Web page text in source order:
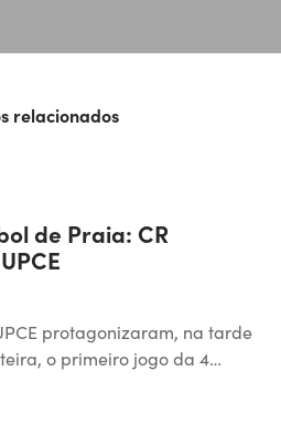
relacionados
de Praia: CR
protagonizaram, na tarde
o primeiro jogo da 4…